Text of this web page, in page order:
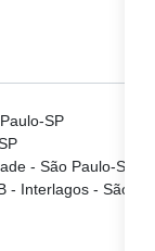
SP
- São Paulo-SP
- Interlagos - São